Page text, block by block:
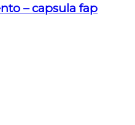
– capsula fap